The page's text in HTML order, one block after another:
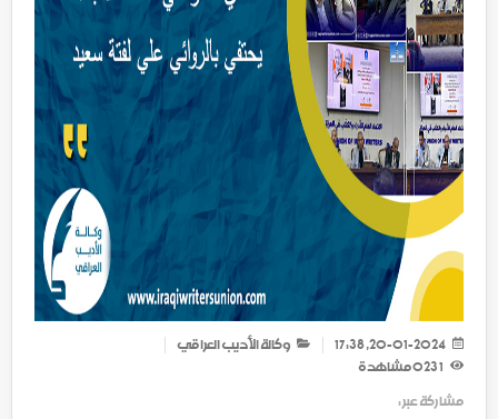
وكالة الأديب العراقي
مشاهدة
مشاركة عبر :